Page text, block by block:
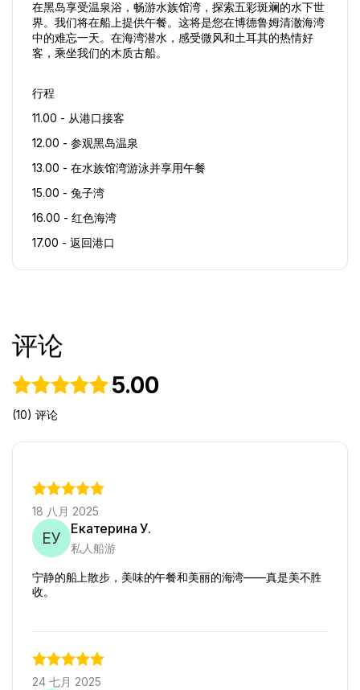
在黑岛享受温泉浴，畅游水族馆湾，探索五彩斑斓的水下世
界。我们将在船上提供午餐。这将是您在博德鲁姆清澈海湾
中的难忘一天。在海湾潜水，感受微风和土耳其的热情好
客，乘坐我们的木质古船。
行程
11.00 - 从港口接客
12.00 - 参观黑岛温泉
13.00 - 在水族馆湾游泳并享用午餐
15.00 - 兔子湾
16.00 - 红色海湾
17.00 - 返回港口
评论
5.00
(10) 评论
18 八月 2025
ЕУ
Екатерина У.
私人船游
宁静的船上散步，美味的午餐和美丽的海湾——真是美不胜
收。
24 七月 2025